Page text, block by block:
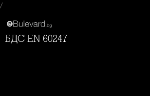
/
БДС EN 60247